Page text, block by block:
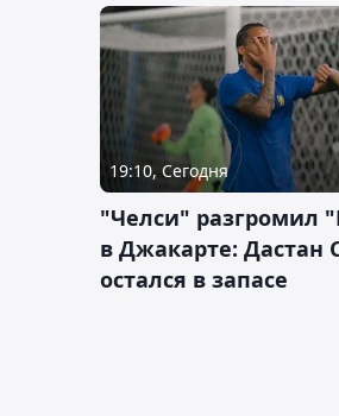
19:10, Сегодня
"Челси" разгромил
в Джакарте: Дастан
остался в запасе